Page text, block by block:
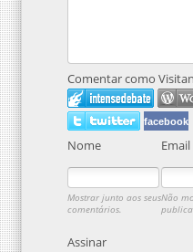
Comentar como
facebook
Nome Email
Mostrar junto aos seus
comentários.
Não
Assinar